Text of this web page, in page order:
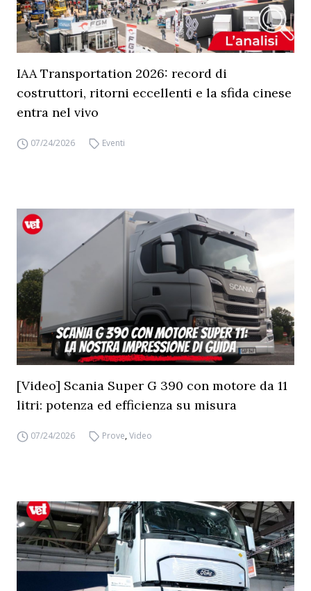
IAA Transportation 2026: record di
costruttori, ritorni eccellenti e la sfida cinese
entra nel vivo
07/24/2026 Eventi
[Video] Scania Super G 390 con motore da 11
litri: potenza ed efficienza su misura
07/24/2026 Prove,Video